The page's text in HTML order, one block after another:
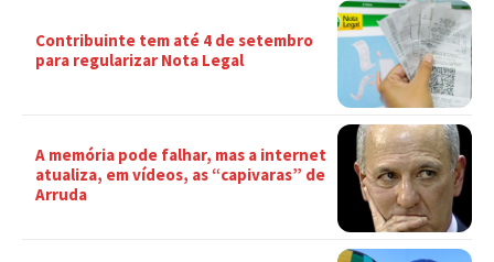
Contribuinte tem até 4 de setembro
para regularizar Nota Legal
A memória pode falhar, mas a internet
atualiza, em vídeos, as “capivaras” de
Arruda